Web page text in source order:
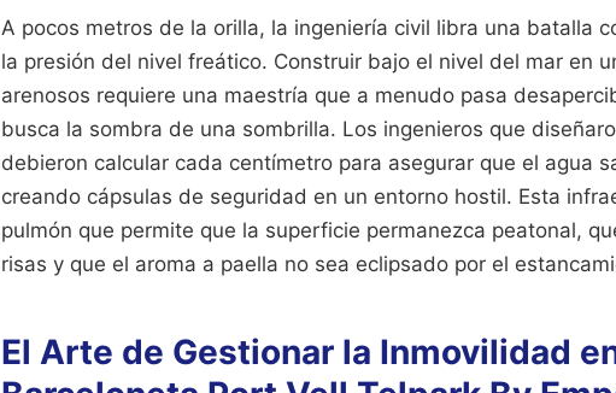
A pocos metros de la orilla, la ingeniería civil libra una batalla
la presión del nivel freático. Construir bajo el nivel del mar en
arenosos requiere una maestría que a menudo pasa
busca la sombra de una sombrilla. Los ingenieros que
debieron calcular cada centímetro para asegurar que el agua
creando cápsulas de seguridad en un entorno hostil. Esta
pulmón que permite que la superficie permanezca peatonal,
risas y que el aroma a paella no sea eclipsado por el
El Arte de Gestionar la Inmovilidad